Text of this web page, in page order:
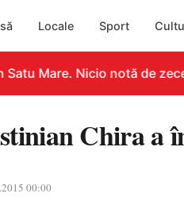
Locale Sport
Mare. Nicio notă de
Chira a
00:00